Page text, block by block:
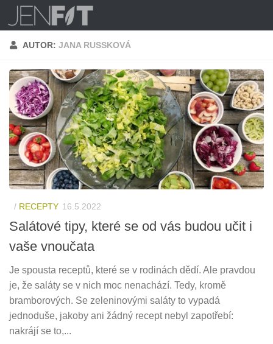
Skip to content
AUTOR: JANA RUSSKOVÁ
/ RECEPTY 16.5.2022
Salátové tipy, které se od vás budou učit i
vaše vnoučata
Je spousta receptů, které se v rodinách dědí. Ale pravdou
je, že saláty se v nich moc nenachází. Tedy, kromě
bramborových. Se zeleninovými saláty to vypadá
jednoduše, jakoby ani žádný recept nebyl zapotřebí:
nakrájí se to,...